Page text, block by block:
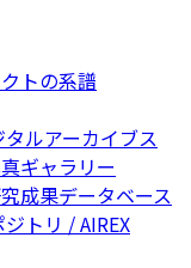
トの系譜
タルアーカイブス
ギャラリー
成果データベース
ジトリ / AIREX